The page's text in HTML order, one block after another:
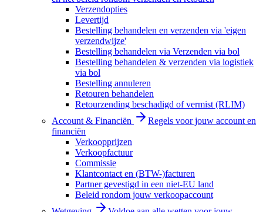
Verzendopties
Levertijd
Bestelling behandelen en verzenden via 'eigen
verzendwijze'
Bestelling behandelen via Verzenden via bol
Bestelling behandelen & verzenden via logistiek
via bol
Bestelling annuleren
Retouren behandelen
Retourzending beschadigd of vermist (RLIM)
Account & Financiën
Regels voor jouw account en
financiën
Verkoopprijzen
Verkoopfactuur
Commissie
Klantcontact en (BTW-)facturen
Partner gevestigd in een niet-EU land
Beleid rondom jouw verkoopaccount